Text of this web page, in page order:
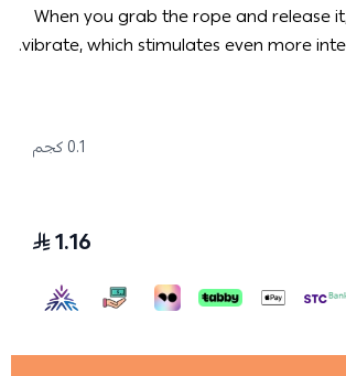
When you grab the rope and release
vibrate, which stimulates even more
0.1 كجم
1.16